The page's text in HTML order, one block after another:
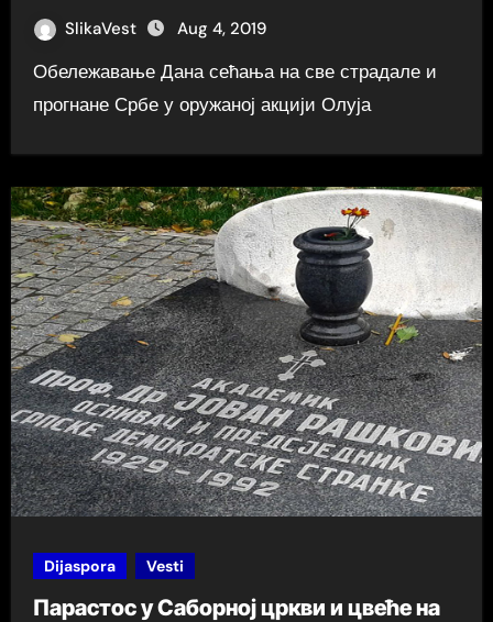
SlikaVest Aug 4, 2019
Обележавање Дана сећања на све страдале и
прогнане Србе у оружаној акцији Олуја
Dijaspora Vesti
Парастос у Саборној цркви и цвеће на